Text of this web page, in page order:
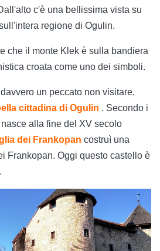
c'è una bellissima vista su
regione di Ogulin.
che il monte Klek è sulla bandiera
croata come uno dei simboli.
un peccato non visitare,
cittadina di Ogulin . Secondo i
alla fine del XV secolo
dei Frankopan costruì una
Frankopan. Oggi questo castello è